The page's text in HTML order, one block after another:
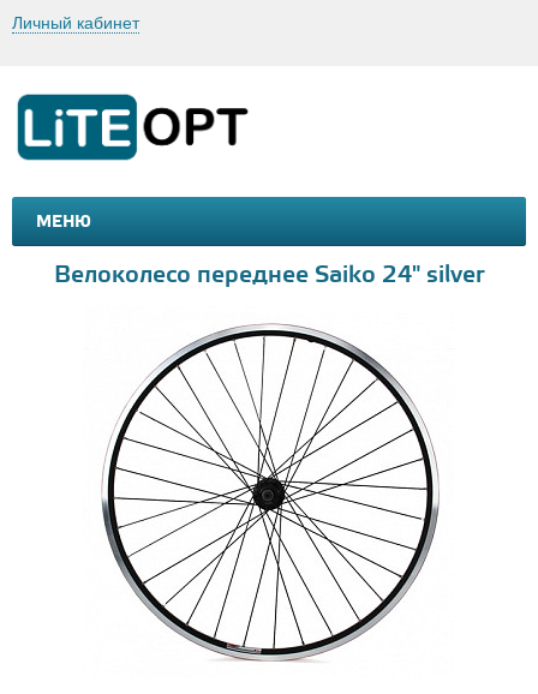
Личный кабинет
МЕНЮ
МАШИНКИ И МОТОЦИКЛЫ
Велоколесо переднее Saiko 24" silver